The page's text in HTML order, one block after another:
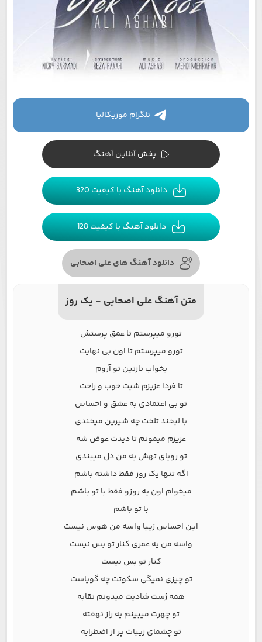
تلگرام موزیکالیا
پخش آنلاین آهنگ
دانلود آهنگ با کیفیت 320
دانلود آهنگ با کیفیت 128
دانلود آهنگ های علی اصحابی
متن آهنگ علی اصحابی - یک روز
تورو میپرستم تا عمق پرستش
تورو میپرستم تا اون بی نهایت
بخواب نازنین تو آروم
تا فردا عزیزم شبت خوب و راحت
تو بی اعتمادی به عشق و احساس
با لبخند تلخت چه شیرین میخندی
عزیزم میمونم تا دیدت عوض شه
تو رویای تهش به من دل میبندی
اگه تنها یک روز فقط داشته باشم
میخوام اون یه روزو فقط با تو باشم
با تو باشم
این احساس زیبا واسه من هوس نیست
واسه من یه عمری کنار تو بس نیست
کنار تو بس نیست
تو چیزی نمیگی سکوتت چه گویاست
همه ژست شادیت میدونم نقابه
تو چهرت میبینم یه راز نهفته
تو چشمای زیبات پر از اضطرابه